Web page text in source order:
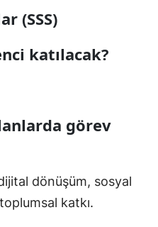
(SSS)
katılacak?
görev
dönüşüm, sosyal
katkı.